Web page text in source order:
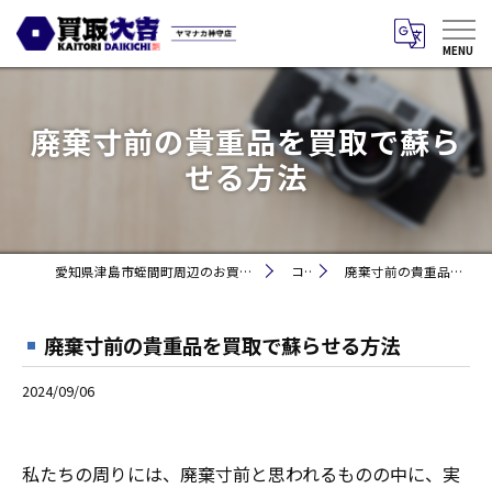
廃棄寸前の貴重品を買取で蘇ら
せる方法
愛知県津島市蛭間町周辺のお買取りなら買取大吉 ヤマナカ神守店 コラム 廃棄寸前の貴重品を買取で蘇らせる方法
廃棄寸前の貴重品を買取で蘇らせる方法
2024/09/06
私たちの周りには、廃棄寸前と思われるものの中に、実